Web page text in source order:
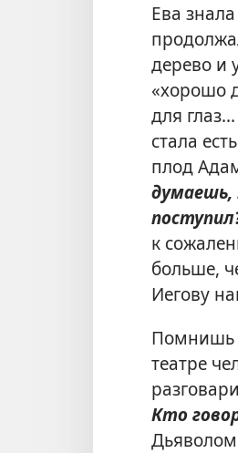
Ева
дерево и
«хорошо
для
стала
плод
думаешь,
к
больше,
Иегову
Помнишь
театре
Кто